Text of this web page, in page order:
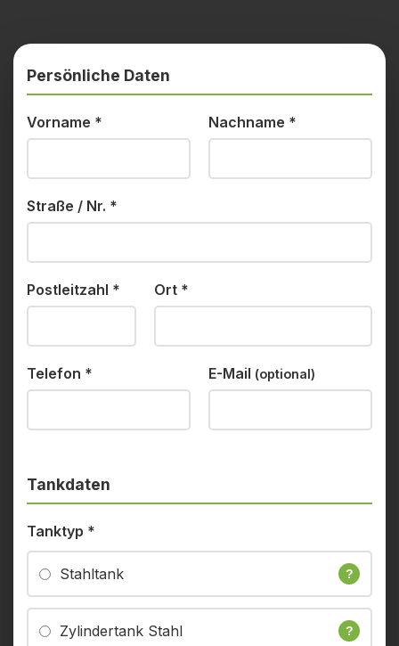
Persönliche Daten
Vorname * Nachname *
Straße / Nr. *
Postleitzahl * Ort *
Telefon * E-Mail (optional)
Tankdaten
Tanktyp *
Stahltank ?
Zylindertank Stahl ?